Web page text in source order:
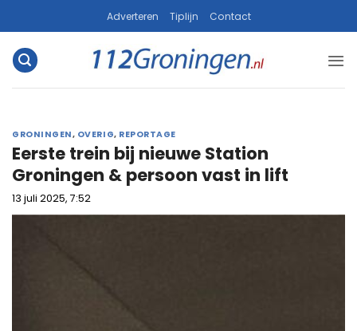
naar
inhoud
Adverteren Tiplijn Contact
GRONINGEN, OVERIG, REPORTAGE
Eerste trein bij nieuwe Station
Groningen & persoon vast in lift
13 juli 2025, 7:52